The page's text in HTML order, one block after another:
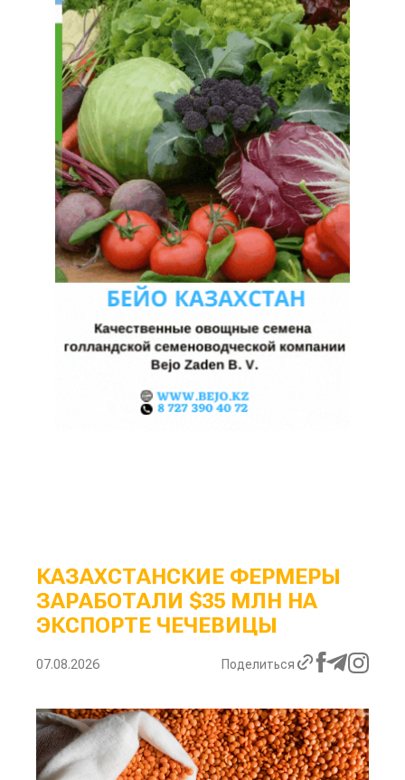
КАЗАХСТАНСКИЕ ФЕРМЕРЫ
ЗАРАБОТАЛИ $35 МЛН НА
ЭКСПОРТЕ ЧЕЧЕВИЦЫ
07.08.2026 Поделиться